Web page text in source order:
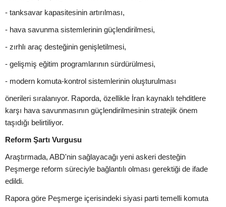
- tanksavar kapasitesinin artırılması,
- hava savunma sistemlerinin güçlendirilmesi,
- zırhlı araç desteğinin genişletilmesi,
- gelişmiş eğitim programlarının sürdürülmesi,
- modern komuta-kontrol sistemlerinin oluşturulması
önerileri sıralanıyor. Raporda, özellikle İran kaynaklı tehditlere
karşı hava savunmasının güçlendirilmesinin stratejik önem
taşıdığı belirtiliyor.
Reform Şartı Vurgusu
Araştırmada, ABD'nin sağlayacağı yeni askeri desteğin
Peşmerge reform süreciyle bağlantılı olması gerektiği de ifade
edildi.
Rapora göre Peşmerge içerisindeki siyasi parti temelli komuta